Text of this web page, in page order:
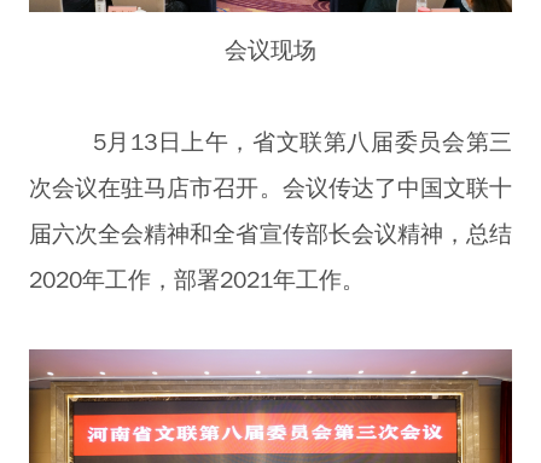
会议现场
5月13日上午，省文联第八届委员会第三
次会议在驻马店市召开。会议传达了中国文联十
届六次全会精神和全省宣传部长会议精神，总结
2020年工作，部署2021年工作。